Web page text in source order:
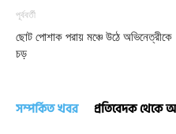
পূর্ববর্তী
ছোট পোশাক পরায় মঞ্চে উঠে অভিনেত্রীকে
চড়
সম্পর্কিত খবর প্রতিবেদক